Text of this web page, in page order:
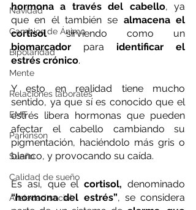
Navidad
Cambios de Ánimo
Bipolaridad
Mente
Relaciones laborales
EMT
Parkinson
Sueño
Calidad de sueño
Ansiedad social
hormona a través del cabello, ya
que en él también se almacena el
cortisol
biomarcador para identificar el
estrés crónico.
Y esto en realidad tiene mucho
sentido, ya que sí es conocido que el
estrés libera hormonas que pueden
afectar el cabello cambiando su
pigmentación, haciéndolo más gris o
blanco, y provocando su caída.
Es así, que el cortisol,
“hormona del estrés”, se considera